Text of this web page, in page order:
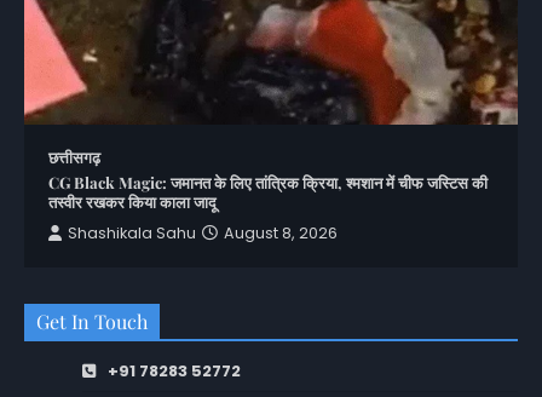
छत्तीसगढ़
CG Black Magic: जमानत के लिए तांत्रिक क्रिया, श्मशान में चीफ जस्टिस की
तस्वीर रखकर किया काला जादू
Shashikala Sahu
August 8, 2026
Get In Touch
+91 78283 52772